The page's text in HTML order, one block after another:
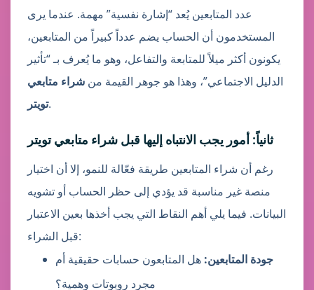
عدد المتابعين يُعد “إشارة نفسية” مهمة. عندما يرى
المستخدمون أن الحساب يضم عدداً كبيراً من المتابعين،
يكونون أكثر ميلاً للمتابعة والتفاعل، وهو ما يُعرف بـ “تأثير
الدليل الاجتماعي”، وهذا هو جوهر القيمة من شراء متابعي
تويتر.
ثانياً: أمور يجب الانتباه إليها قبل شراء متابعي تويتر
رغم أن شراء المتابعين طريقة فعّالة للنمو، إلا أن اختيار
منصة غير مناسبة قد يؤدي إلى حظر الحساب أو تشويه
البيانات. فيما يلي أهم النقاط التي يجب أخذها بعين الاعتبار
قبل الشراء:
جودة المتابعين: هل المتابعون حسابات حقيقية أم
مجرد روبوتات وهمية؟